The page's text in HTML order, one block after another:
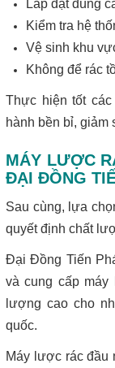
Lắp đặt đúng
Kiểm tra hệ
Vệ sinh khu
Không để rác
Thực hiện tốt
hành bền bỉ, giảm
MÁY LƯỢC
ĐẠI ĐỒNG
Sau cùng, lựa
quyết định chất
Đại Đồng Tiến
và cung cấp
lượng cao cho
quốc.
Máy lược rác đầu